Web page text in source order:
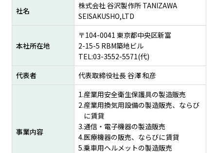
社名
株式会社 谷沢製作所 TANIZAWA
SEISAKUSHO,LTD
本社所在地
〒104-0041 東京都中央区新富
2-15-5 RBM築地ビル
TEL:03-3552-5571(代)
代表者
代表取締役社長 谷澤 和彦
事業内容
産業用安全衛生保護具の製造販売
産業用換気用設備の製造販売、ならび
に賃貸
通信・電子機器の製造販売
医療機器の販売、ならびに賃貸
乗車用ヘルメットの製造販売